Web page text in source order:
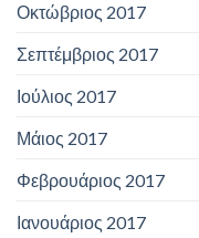
Οκτώβριος 2017
Σεπτέμβριος 2017
Ιούλιος 2017
Μάιος 2017
Φεβρουάριος 2017
Ιανουάριος 2017